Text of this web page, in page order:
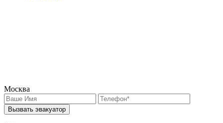
Москва
Вызвать эвакуатор